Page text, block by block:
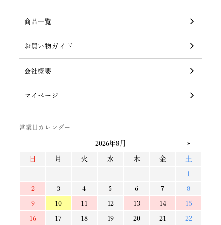
商品一覧
お買い物ガイド
会社概要
マイページ
営業日カレンダー